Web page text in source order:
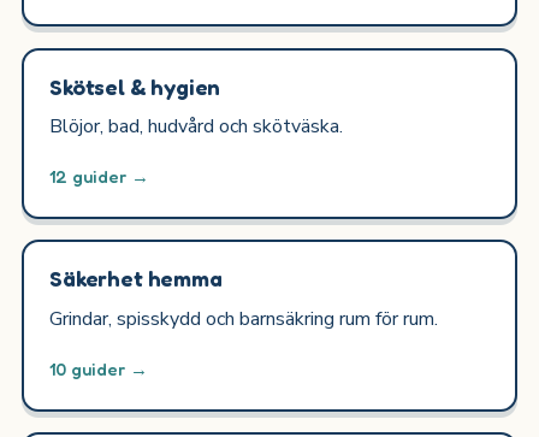
Skötsel & hygien
Blöjor, bad, hudvård och skötväska.
12 guider →
Säkerhet hemma
Grindar, spisskydd och barnsäkring rum för rum.
10 guider →